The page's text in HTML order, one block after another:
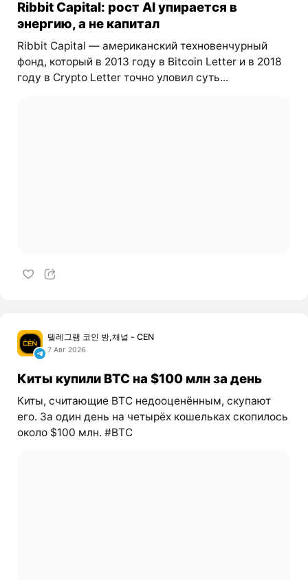
Ribbit Capital: рост AI упирается в
энергию, а не капитал
Ribbit Capital — американский техновенчурный
фонд, который в 2013 году в Bitcoin Letter и в 2018
году в Crypto Letter точно уловил суть...
텔레그램 코인 방,채널 - CEN
7 Авг 2026
Киты купили BTC на $100 млн за день
Киты, считающие BTC недооценённым, скупают
его. За один день на четырёх кошельках скопилось
около $100 млн. #BTC